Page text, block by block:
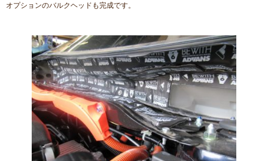
オプションのバルクヘッドも完成です。